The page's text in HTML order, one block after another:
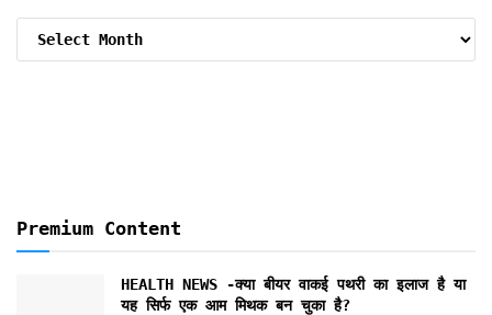
Premium Content
HEALTH NEWS -क्या बीयर वाकई पथरी का इलाज है या
यह सिर्फ एक आम मिथक बन चुका है?